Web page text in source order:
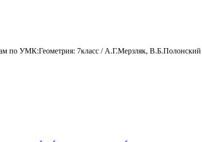
по УМК:Геометрия: 7класс / А.Г.Мерзляк,